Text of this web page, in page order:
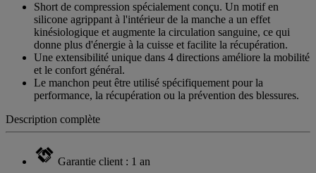
Short de compression spécialement conçu. Un motif en
silicone agrippant à l'intérieur de la manche a un effet
kinésiologique et augmente la circulation sanguine, ce qui
donne plus d'énergie à la cuisse et facilite la récupération.
Une extensibilité unique dans 4 directions améliore la mobilité
et le confort général.
Le manchon peut être utilisé spécifiquement pour la
performance, la récupération ou la prévention des blessures.
Description complète
Garantie client : 1 an